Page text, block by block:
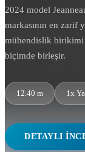
2024 model
markasının en zarif
mühendislik birikimi
biçimde birleşir.
12.40 m 1x
DETAYLI